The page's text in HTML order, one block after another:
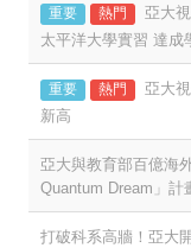
重要 熱門
亞大
太平洋大學實習 達成
重要 熱門
亞大
新高
亞大與教育部百億海
Quantum Dream」
打破科系高牆！亞大